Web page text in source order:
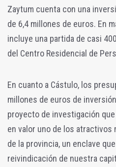
Zaytum cuenta con una
de 6,4 millones de euros. En
incluye una partida de casi
del Centro Residencial de
En cuanto a Cástulo, los
millones de euros de
proyecto de investigación
en valor uno de los atractivos
de la provincia, un enclave
reivindicación de nuestra